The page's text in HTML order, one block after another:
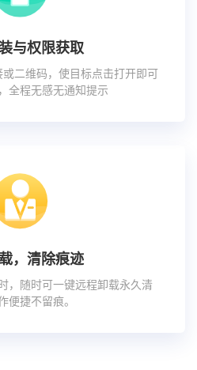
与权限获取
二维码，使目标点击打开即可
全程无感无通知提示
，清除痕迹
，随时可一键远程卸载永久清
便捷不留痕。